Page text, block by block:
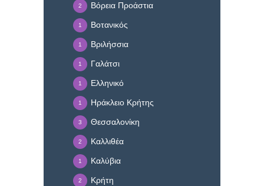
Βόρεια Προάστια
2
Βοτανικός
1
Βριλήσσια
1
Γαλάτσι
1
Ελληνικό
1
Ηράκλειο Κρήτης
1
Θεσσαλονίκη
3
Καλλιθέα
2
Καλύβια
1
Κρήτη
2